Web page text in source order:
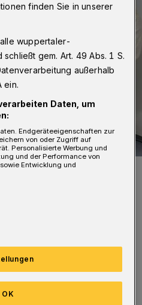
Club Wuppertal), Peter Vorsteher
(Heimleitung Friedenshort),
Gabi Beckers (SI Club
das der Club seit
finden Sie in unserer
wuppertaler-
gem. Art. 49 Abs. 1 S.
außerhalb
ein.
Daten, um
Endgeräteeigenschaften zur
von oder Zugriff auf
Personalisierte Werbung und
und der Performance von
Entwicklung und
OK